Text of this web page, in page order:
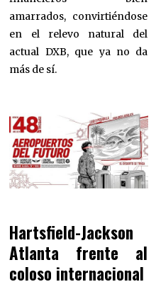
amarrados, convirtiéndose
en el relevo natural del
actual DXB, que ya no da
más de sí.
Hartsfield-Jackson
Atlanta frente al
coloso internacional